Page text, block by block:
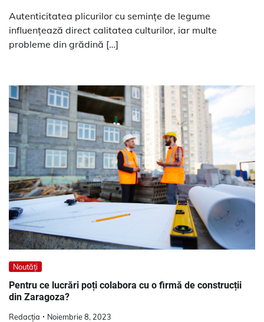
Autenticitatea plicurilor cu semințe de legume
influențează direct calitatea culturilor, iar multe
probleme din grădină […]
Noutăți
Pentru ce lucrări poți colabora cu o firmă de construcții
din Zaragoza?
Redacția Noiembrie 8, 2023